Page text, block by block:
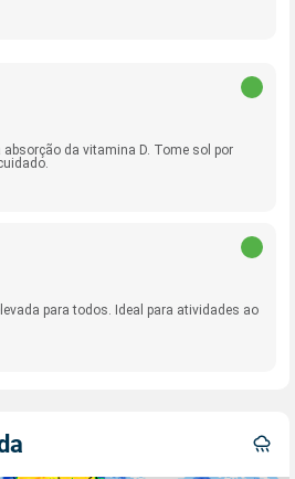
absorção da vitamina D. Tome sol por
para todos. Ideal para atividades ao